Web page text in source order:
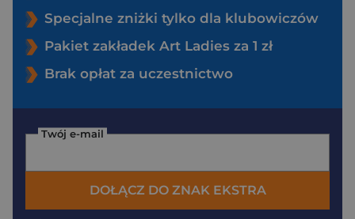
Specjalne zniżki tylko dla klubowiczów
Pakiet zakładek Art Ladies za 1 zł
Brak opłat za uczestnictwo
Twój e-mail
DOŁĄCZ DO ZNAK EKSTRA